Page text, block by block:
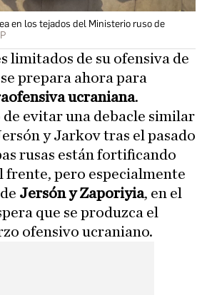
en los tejados del Ministerio ruso de
limitados de su ofensiva de
prepara ahora para
ucraniana.
evitar una debacle similar
y Jarkov tras el pasado
rusas están fortificando
frente, pero especialmente
Jersón y Zaporiyia, en el
que se produzca el
ofensivo ucraniano.